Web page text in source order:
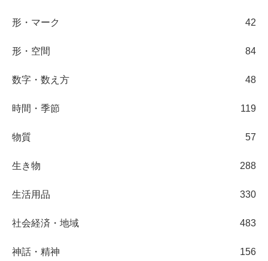
形・マーク 42
形・空間 84
数字・数え方 48
時間・季節 119
物質 57
生き物 288
生活用品 330
社会経済・地域 483
神話・精神 156